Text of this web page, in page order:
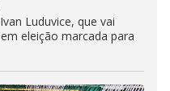
Luduvice, que vai
eleição marcada para